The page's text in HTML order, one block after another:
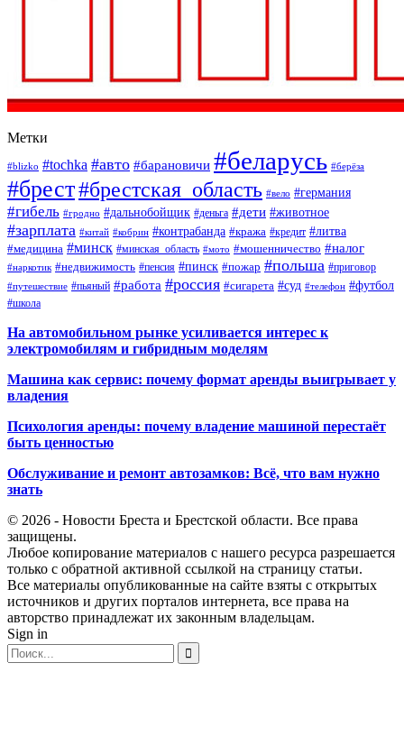
Метки
#blizko #tochka #авто #барановичи #беларусь #берёза
#брест#брестская_область #вело #германия
#гибель #гродно #дальнобойщик #деньга #дети #животное
#зарплата #китай #кобрин #контрабанда #кража #кредит #литва
#медицина #минск #минская_область #мото #мошенничество #налог
#наркотик #недвижимость #пенсия #пинск #пожар #польша #приговор
#путешествие #пьяный #работа #россия #сигарета #суд #телефон #футбол
#школа
На автомобильном рынке усиливается интерес к
электромобилям и гибридным моделям
Машина как сервис: почему формат аренды выигрывает у
владения
Психология аренды: почему владение машиной перестаёт
быть ценностью
Обслуживание и ремонт автозамков: Всё, что вам нужно
знать
© 2026 - Новости Бреста и Брестской области. Все права
защищены.
Любое копирование материалов с нашего ресурса разрешается
только с обратной активной ссылкой на страницу статьи.
Все материалы опубликованные на сайте взяты с открытых
источников и других порталов интернета, все права на
авторство принадлежат их законным владельцам.
Sign in